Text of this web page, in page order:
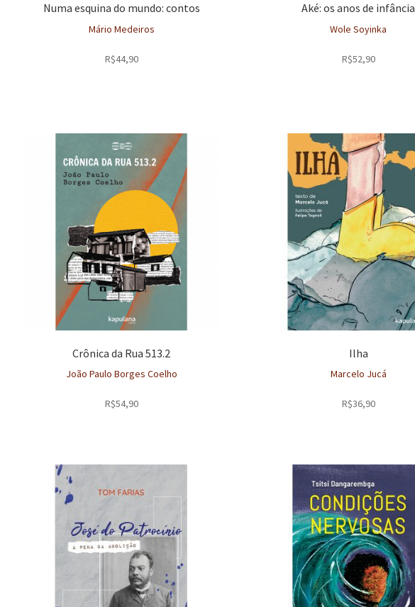
Numa esquina do mundo: contos
Mário Medeiros
R$44,90
Aké: os anos de infância
Wole Soyinka
R$52,90
Crônica da Rua 513.2
João Paulo Borges Coelho
R$54,90
Ilha
Marcelo Jucá
R$36,90